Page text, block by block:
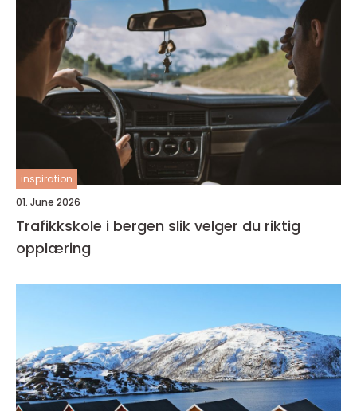
inspiration
01. June 2026
Trafikkskole i bergen slik velger du riktig
opplæring